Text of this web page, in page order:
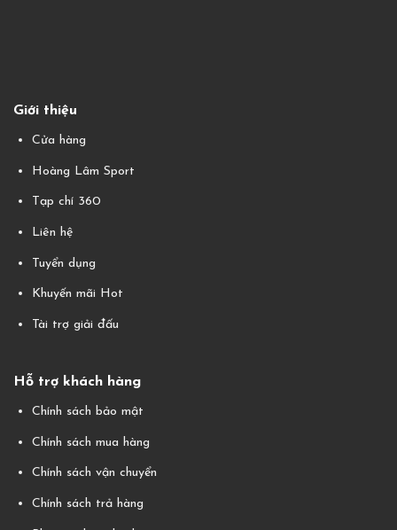
Giới thiệu
Cửa hàng
Hoàng Lâm Sport
Tạp chí 360
Liên hệ
Tuyển dụng
Khuyến mãi Hot
Tài trợ giải đấu
Hỗ trợ khách hàng
Chính sách bảo mật
Chính sách mua hàng
Chính sách vận chuyển
Chính sách trả hàng